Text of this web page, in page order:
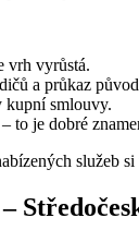
vrh vyrůstá.
a průkaz
kupní smlouvy.
to je dobré
služeb
–